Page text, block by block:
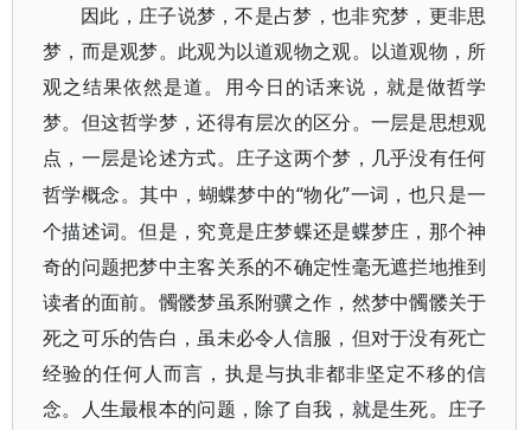
因此，庄子说梦，不是占梦，也非究梦，更非思
梦，而是观梦。此观为以道观物之观。以道观物，所
观之结果依然是道。用今日的话来说，就是做哲学
梦。但这哲学梦，还得有层次的区分。一层是思想观
点，一层是论述方式。庄子这两个梦，几乎没有任何
哲学概念。其中，蝴蝶梦中的“物化”一词，也只是一
个描述词。但是，究竟是庄梦蝶还是蝶梦庄，那个神
奇的问题把梦中主客关系的不确定性毫无遮拦地推到
读者的面前。髑髅梦虽系附骥之作，然梦中髑髅关于
死之可乐的告白，虽未必令人信服，但对于没有死亡
经验的任何人而言，执是与执非都非坚定不移的信
念。人生最根本的问题，除了自我，就是生死。庄子